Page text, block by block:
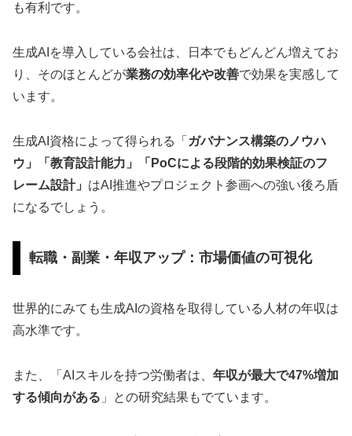
も有利です。
生成AIを導入している会社は、日本でもどんどん増えてお
り、そのほとんどが業務の効率化や改善で効果を実感して
います。
生成AI資格によって得られる「 ガバナンス構築のノウハ
ウ」「教育設計能力」「PoCによる段階的効果検証のフ
レーム設計」 はAI推進やプロジェクト参画への強い後ろ盾
になるでしょう。
転職・副業・年収アップ：市場価値の可視化
世界的にみても生成AIの資格を取得している人材の年収は
高水準です。
また、「AIスキルを持つ労働者は、 年収が最大で47%増加
する傾向がある 」との研究結果もでています。